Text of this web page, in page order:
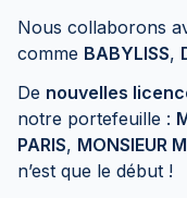
Nous collaborons
comme BABYLISS,
De nouvelles
notre portefeuille :
PARIS, MONSIEUR
n’est que le début !